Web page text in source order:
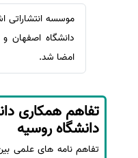
سفارش کاهش کمیت
سفارش معرفی مجله
سفارش معرفی مقاله
سفارش معرفی کتاب
سفارش چکیده مبسوط
سفارش ترجمه مولتی‌مدیا
سفارش گویندگی
موسسه انتشاراتی
دانشگاه اصفهان
امضا شد.
تفاهم همکاری
دانشگاه روسیه
تفاهم نامه های علمی